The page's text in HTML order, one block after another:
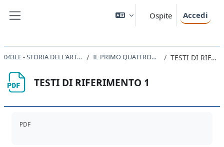
Ospite Accedi
043LE - STORIA DELL'ARTE MODERNA 2022 IL PRIMO QUATTROCENTO A FIRENZE TESTI DI RIFERIMENTO 1
TESTI DI RIFERIMENTO 1
PDF